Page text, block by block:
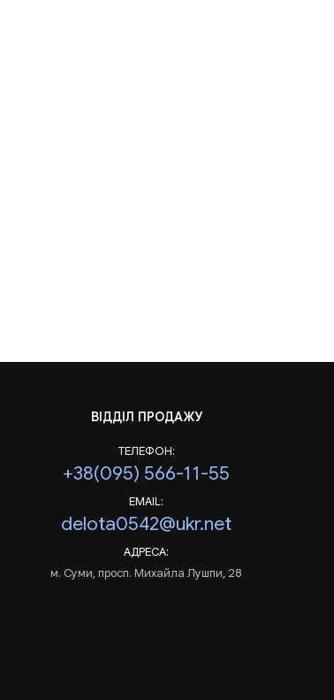
ВІДДІЛ ПРОДАЖУ
ТЕЛЕФОН:
+38(095) 566-11-55
EMAIL:
delota0542@ukr.net
АДРЕСА:
м. Суми, просп. Михайла Лушпи, 28